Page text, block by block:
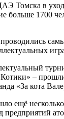
в
больше 1700
–
«За кота
ещё несколько
предприятий